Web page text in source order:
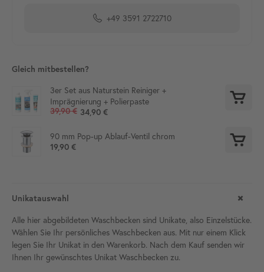
+49 3591 2722710
Gleich mitbestellen?
3er Set aus Naturstein Reiniger +
Imprägnierung + Polierpaste
39,90 € 34,90 €
90 mm Pop-up Ablauf-Ventil chrom
19,90 €
Unikatauswahl
Alle hier abgebildeten Waschbecken sind Unikate, also Einzelstücke.
Wählen Sie Ihr persönliches Waschbecken aus. Mit nur einem Klick
legen Sie Ihr Unikat in den Warenkorb. Nach dem Kauf senden wir
Ihnen Ihr gewünschtes Unikat Waschbecken zu.